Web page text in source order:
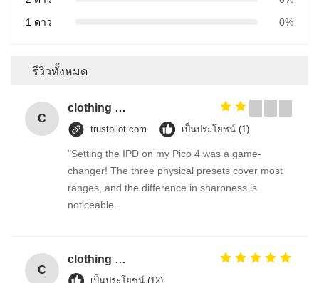
1 ดาว
0%
รีวิวทั้งหมด
C
clothing security checkpoint eas hard tag/clothing security tags/ pencil alarm hard tag
trustpilot.com เป็นประโยชน์ (1)
"Setting the IPD on my Pico 4 was a game-
changer! The three physical presets cover most
ranges, and the difference in sharpness is
noticeable.
C
clothing security checkpoint eas hard tag/clothing security tags/ pencil alarm hard tag
เป็นประโยชน์ (12)